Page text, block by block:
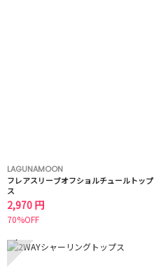
LAGUNAMOON
フレアスリーブオフショルチュールトップ
ス
2,970 円
70%OFF
7